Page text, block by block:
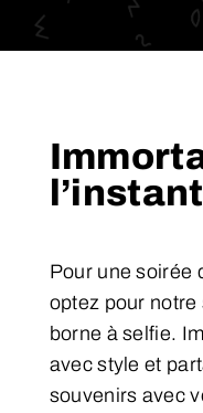
l’instant
Pour une soirée
optez pour
borne à selfie.
avec style et
souvenirs avec